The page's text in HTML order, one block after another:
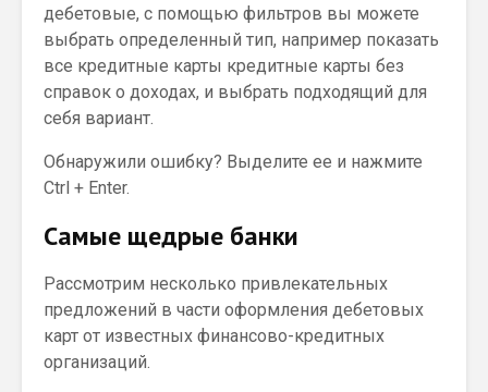
дебетовые, с помощью фильтров вы можете
выбрать определенный тип, например показать
все кредитные карты кредитные карты без
справок о доходах, и выбрать подходящий для
себя вариант.
Обнаружили ошибку? Выделите ее и нажмите
Ctrl + Enter.
Самые щедрые банки
Рассмотрим несколько привлекательных
предложений в части оформления дебетовых
карт от известных финансово-кредитных
организаций.